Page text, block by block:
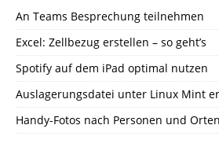
An Teams Besprechung teilnehmen
Excel: Zellbezug erstellen – so geht’s
Spotify auf dem iPad optimal nutzen
Auslagerungsdatei unter Linux Mint
Handy-Fotos nach Personen und